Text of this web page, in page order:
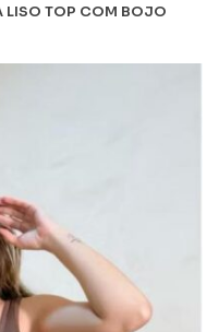
LISO TOP COM BOJO